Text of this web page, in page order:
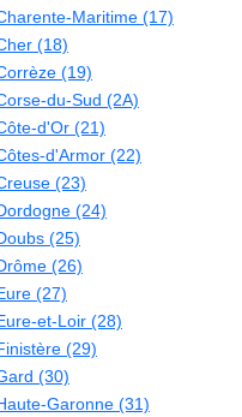
Maritime (17)
(18)
(19)
du-Sud (2A)
d'Or (21)
d'Armor (22)
(23)
(24)
(25)
(26)
(27)
et-Loir (28)
(29)
(30)
Garonne (31)